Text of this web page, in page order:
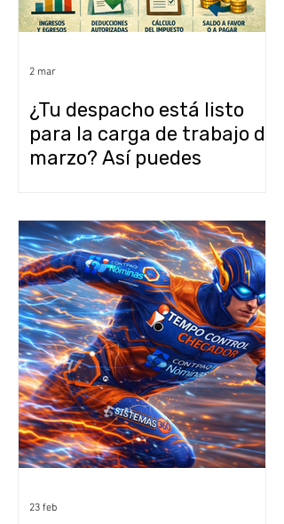
¿Tu despacho está listo
para la carga de trabajo de
marzo? Así puedes
comprometer la calidad
fiscal
2 mar
23 feb